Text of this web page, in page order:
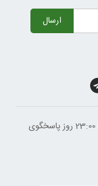
ارسال
هر روز تمام ایام هفته از ساعت 8:30 الی ساعت 23:00 ‌روز پاسخگوی